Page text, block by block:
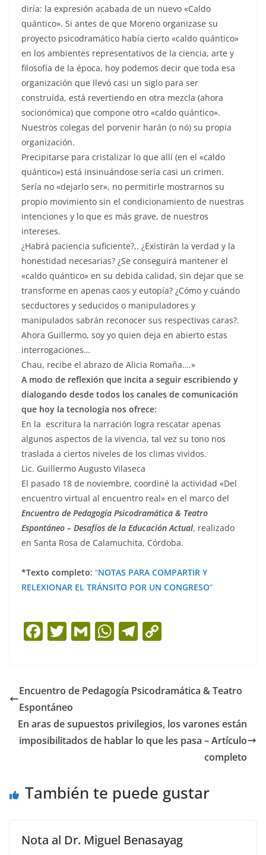
diría: la expresión acabada de un nuevo «Caldo
quántico». Si antes de que Moreno organizase su
proyecto psicodramático había cierto «caldo quántico»
en los ambientes representativos de la ciencia, arte y
filosofía de la época, hoy podemos decir que toda esa
organización que llevó casi un siglo para ser
construída, está revertiendo en otra mezcla (ahora
socionómica) que compone otro «caldo quántico».
Nuestros colegas del porvenir harán (o nó) su propia
organización.
Precipitarse para cristalizar lo que allí (en el «caldo
quántico») está insinuándose sería casi un crimen.
Sería no «dejarlo ser», no permitirle mostrarnos su
propio movimiento sin el condicionamiento de nuestras
intenciones y lo que es más grave, de nuestros
intereses.
¿Habrá paciencia suficiente?,. ¿Existirán la verdad y la
honestidad necesarias? ¿Se conseguirá mantener el
«caldo quántico» en su debida calidad, sin dejar que se
transforme en apenas caos y eutopía? ¿Cómo y cuándo
secductores y seducidos o manipuladores y
manipulados sabrán reconocer sus respectivas caras?.
Ahora Guillermo, soy yo quien deja en abierto estas
interrogaciones…
Chau, recibe el abrazo de Alicia Romaña….»
A modo de reflexión que incita a seguir escribiendo y
dialogando desde todos los canales de comunicación
que hoy la tecnología nos ofrece:
En la escritura la narración logra rescatar apenas
algunos aspectos de la vivencia, tal vez su tono nos
traslada a ciertos niveles de los climas vividos.
Lic. Guillermo Augusto Vilaseca
El pasado 18 de noviembre, coordiné la actividad «Del
encuentro virtual al encuentro real» en el marco del
Encuentro de Pedagogía Psicodramática & Teatro
Espontáneo – Desafíos de la Educación Actual, realizado
en Santa Rosa de Calamuchita, Córdoba.
*Texto completo: “NOTAS PARA COMPARTIR Y
RELEXIONAR EL TRÁNSITO POR UN CONGRESO“
F
e
b
o
o
T
er
G
l
W
s
p
p
T
gr
m
y
n
k
Encuentro de Pedagogía Psicodramática & Teatro
Espontáneo
En aras de supuestos privilegios, los varones están
imposibilitados de hablar lo que les pasa – Artículo
completo
También te puede gustar
Nota al Dr. Miguel Benasayag